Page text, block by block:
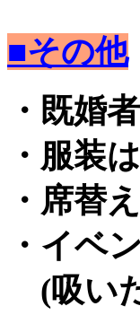
■その他
・既婚
・服装
・席替
・イベ
(吸い